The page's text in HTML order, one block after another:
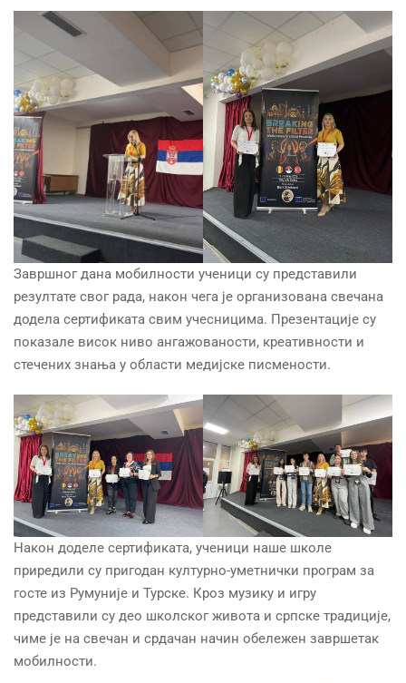
Завршног дана мобилности ученици су представили
резултате свог рада, након чега је организована свечана
додела сертификата свим учесницима. Презентације су
показале висок ниво ангажованости, креативности и
стечених знања у области медијске писмености.
Након доделе сертификата, ученици наше школе
приредили су пригодан културно-уметнички програм за
госте из Румуније и Турске. Кроз музику и игру
представили су део школског живота и српске традиције,
чиме је на свечан и срдачан начин обележен завршетак
мобилности.